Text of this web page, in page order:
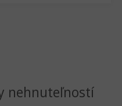
nehnuteľností